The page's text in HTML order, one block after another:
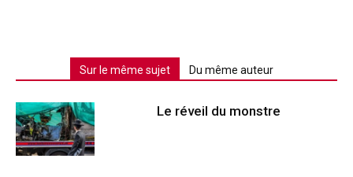
Sur le même sujet Du même auteur
Le réveil du monstre